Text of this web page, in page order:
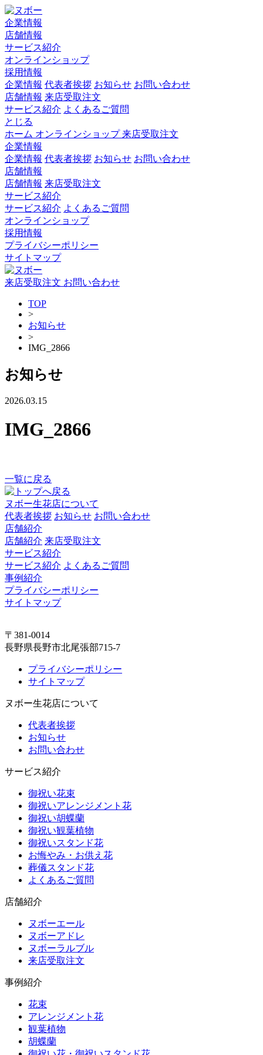
企業情報
店舗情報
サービス紹介
オンラインショップ
採用情報
企業情報 代表者挨拶 お知らせ お問い合わせ
店舗情報 来店受取注文
サービス紹介 よくあるご質問
とじる
ホーム オンラインショップ来店受取注文
企業情報
企業情報 代表者挨拶 お知らせ お問い合わせ
店舗情報
店舗情報 来店受取注文
サービス紹介
サービス紹介 よくあるご質問
オンラインショップ
採用情報
プライバシーポリシー
サイトマップ
来店受取注文 お問い合わせ
TOP
>
お知らせ
>
IMG_2866
お知らせ
2026.03.15
IMG_2866
一覧に戻る
ヌボー生花店について
代表者挨拶 お知らせ お問い合わせ
店舗紹介
店舗紹介 来店受取注文
サービス紹介
サービス紹介 よくあるご質問
事例紹介
プライバシーポリシー
サイトマップ
〒381-0014
長野県長野市北尾張部715-7
プライバシーポリシー
サイトマップ
ヌボー生花店について
代表者挨拶
お知らせ
お問い合わせ
サービス紹介
御祝い花束
御祝いアレンジメント花
御祝い胡蝶蘭
御祝い観葉植物
御祝いスタンド花
お悔やみ・お供え花
葬儀スタンド花
よくあるご質問
店舗紹介
ヌボーエール
ヌボーアドレ
ヌボーラルブル
来店受取注文
事例紹介
花束
アレンジメント花
観葉植物
胡蝶蘭